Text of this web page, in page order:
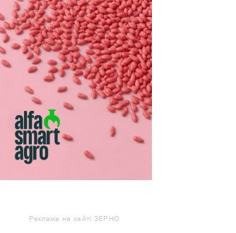
Реклама на сайті ЗЕРНО